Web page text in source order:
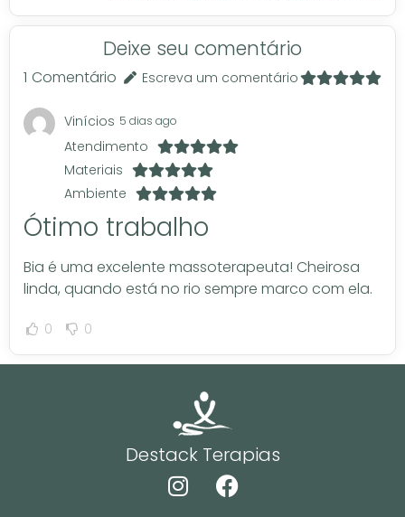
Deixe seu comentário
1 Comentário Escreva um comentário
Vinícios 5 dias ago
Atendimento
Materiais
Ambiente
Ótimo trabalho
Bia é uma excelente massoterapeuta! Cheirosa
linda, quando está no rio sempre marco com ela.
0 0
Destack Terapias